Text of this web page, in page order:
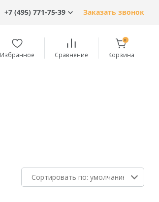
+7 (495) 771-75-39 Заказать звонок
Избранное Сравнение
0
Корзина